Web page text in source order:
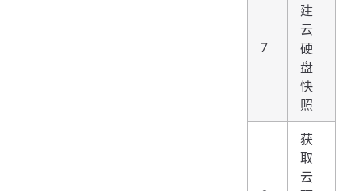
7
建
云
硬
盘
快
照
获
取
云